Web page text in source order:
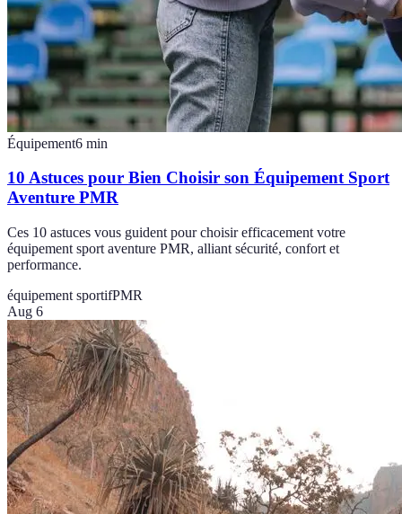
Équipement6 min
10 Astuces pour Bien Choisir son Équipement Sport
Aventure PMR
Ces 10 astuces vous guident pour choisir efficacement votre
équipement sport aventure PMR, alliant sécurité, confort et
performance.
équipement sportifPMR
Aug 6